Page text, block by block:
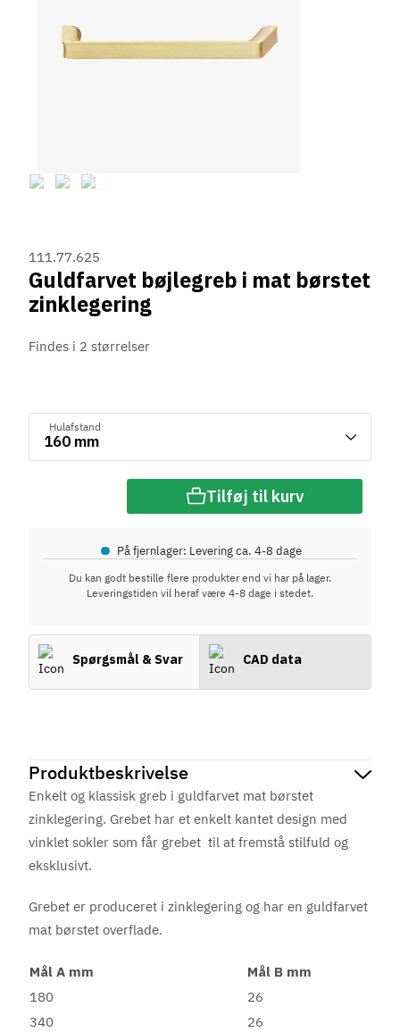
Produktbeskrivelse
Enkelt og klassisk greb i guldfarvet mat børstet
zinklegering. Grebet har et enkelt kantet design med
vinklet sokler som får grebet til at fremstå stilfuld og
eksklusivt.
Grebet er produceret i zinklegering og har en guldfarvet
mat børstet overflade.
Mål A mm
Mål B mm
180
26
340
26
111.77.625
Guldfarvet bøjlegreb i mat børstet
zinklegering
Findes i 2 størrelser
Hulafstand
Tilføj til kurv
• På fjernlager: Levering ca. 4-8 dage
Du kan godt bestille flere produkter end vi har på lager.
Leveringstiden vil heraf være 4-8 dage i stedet.
Spørgsmål & Svar CAD data